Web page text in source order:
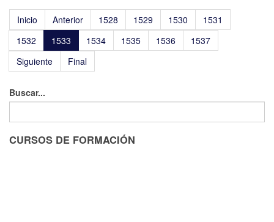
Inicio Anterior 1528 1529 1530
1531
1532
1533 1534 1535 1536
1537
Siguiente
Final
Buscar...
CURSOS DE FORMACIÓN